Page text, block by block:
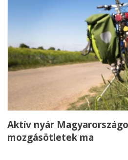
Aktív nyár
mozgásötletek ma